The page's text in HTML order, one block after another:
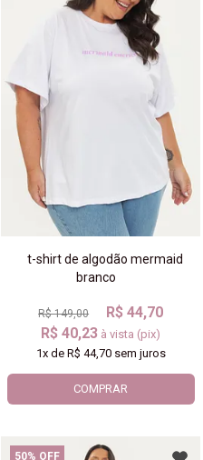
t-shirt de algodão mermaid
branco
R$ 149,00
R$ 44,70
R$ 40,23 à vista (pix)
1xde R$ 44,70sem juros
COMPRAR
50% OFF